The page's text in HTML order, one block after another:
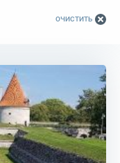
ОЧИСТИТЬ